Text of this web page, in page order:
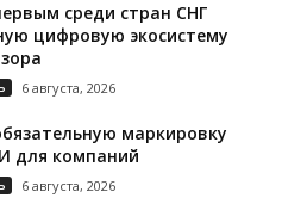
среди стран СНГ
цифровую экосистему
6 августа, 2026
маркировку
для компаний
6 августа, 2026